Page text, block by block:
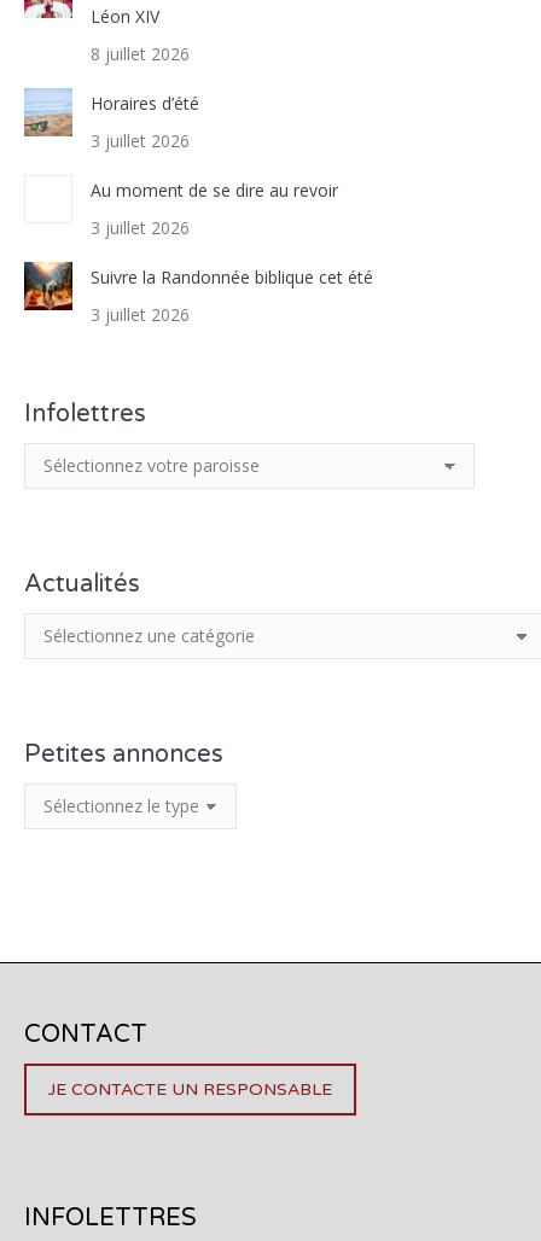
Léon XIV
8 juillet 2026
Horaires d’été
3 juillet 2026
Au moment de se dire au revoir
3 juillet 2026
Suivre la Randonnée biblique cet été
3 juillet 2026
Infolettres
Actualités
Petites annonces
CONTACT
JE CONTACTE UN RESPONSABLE
INFOLETTRES